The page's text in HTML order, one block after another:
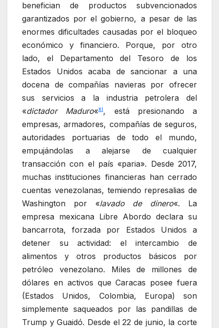
benefician de productos subvencionados
garantizados por el gobierno, a pesar de las
enormes dificultades causadas por el bloqueo
económico y financiero. Porque, por otro
lado, el Departamento del Tesoro de los
Estados Unidos acaba de sancionar a una
docena de compañías navieras por ofrecer
sus servicios a la industria petrolera del
«dictador Maduro«xi, está presionando a
empresas, armadores, compañías de seguros,
autoridades portuarias de todo el mundo,
empujándolas a alejarse de cualquier
transacción con el país «paria». Desde 2017,
muchas instituciones financieras han cerrado
cuentas venezolanas, temiendo represalias de
Washington por «lavado de dinero«. La
empresa mexicana Libre Abordo declara su
bancarrota, forzada por Estados Unidos a
detener su actividad: el intercambio de
alimentos y otros productos básicos por
petróleo venezolano. Miles de millones de
dólares en activos que Caracas posee fuera
(Estados Unidos, Colombia, Europa) son
simplemente saqueados por las pandillas de
Trump y Guaidó. Desde el 22 de junio, la corte